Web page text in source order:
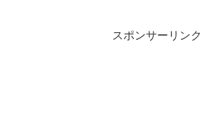
スポンサーリンク